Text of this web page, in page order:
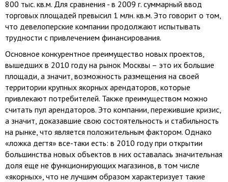
800 тыс. кв.м. Для сравнения - в 2009 г. суммарный ввод
торговых площадей превысил 1 млн. кв.м. Это говорит о том,
что девелоперские компании продолжают испытывать
трудности с привлечением финансирования.
Основное конкурентное преимущество новых проектов,
вышедших в 2010 году на рынок Москвы – это их большие
площади, а значит, возможность размещения на своей
территории крупных якорных арендаторов, которые
привлекают потребителей. Также преимуществом можно
считать пул арендаторов. Это компании, пережившие кризис,
а значит, доказавшие свою состоятельность и стабильность
на рынке, что является положительным фактором. Однако
«ложка дегтя» все-таки есть: в 2010 году при открытии
большинства новых объектов в них оставалась значительная
доля еще не функционирующих магазинов, в том числе
«якорных», что не лучшим образом характеризует такие